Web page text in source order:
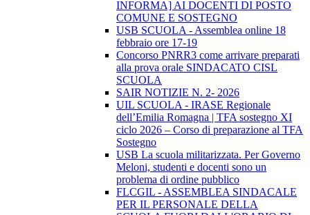
INFORMA] AI DOCENTI DI POSTO
COMUNE E SOSTEGNO
USB SCUOLA - Assemblea online 18
febbraio ore 17-19
Concorso PNRR3 come arrivare preparati
alla prova orale SINDACATO CISL
SCUOLA
SAIR NOTIZIE N. 2- 2026
UIL SCUOLA - IRASE Regionale
dell’Emilia Romagna | TFA sostegno XI
ciclo 2026 – Corso di preparazione al TFA
Sostegno
USB La scuola militarizzata. Per Governo
Meloni, studenti e docenti sono un
problema di ordine pubblico
FLCGIL - ASSEMBLEA SINDACALE
PER IL PERSONALE DELLA